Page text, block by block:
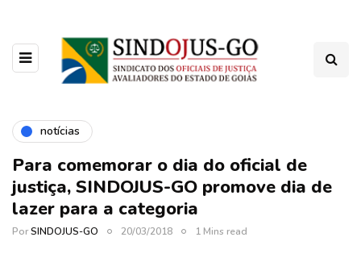
notícias
Para comemorar o dia do oficial de
justiça, SINDOJUS-GO promove dia de
lazer para a categoria
PorSINDOJUS-GO 20/03/2018 1 Mins read